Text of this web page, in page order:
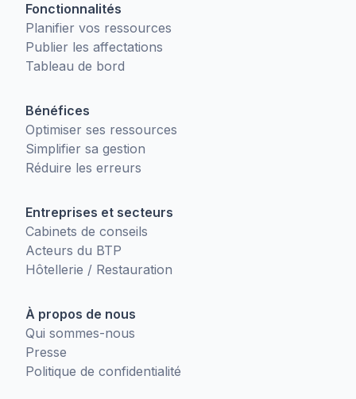
Fonctionnalités
Planifier vos ressources
Publier les affectations
Tableau de bord
Bénéfices
Optimiser ses ressources
Simplifier sa gestion
Réduire les erreurs
Entreprises et secteurs
Cabinets de conseils
Acteurs du BTP
Hôtellerie / Restauration
À propos de nous
Qui sommes-nous
Presse
Politique de confidentialité